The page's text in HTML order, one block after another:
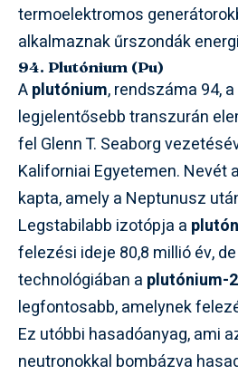
termoelektromos
alkalmaznak űrszondák
94. Plutónium (Pu)
Aplutónium, rendszáma 94,
legjelentősebb transzurán
fel Glenn T. Seaborg
Kaliforniai Egyetemen. Nevét
kapta, amely a Neptunusz
Legstabilabb izotópja a
felezési ideje 80,8 millió év,
technológiában a plutónium-
legfontosabb, amelynek
Ez utóbbi hasadóanyag, ami
neutronokkal bombázva